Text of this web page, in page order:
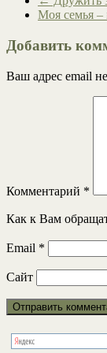
Моя семья –
Добавить
Ваш адрес email
Комментарий *
Как к Вам
Email *
Сайт